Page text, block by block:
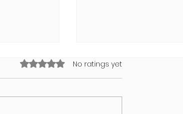
Rated 0 out of 5 stars.No ratings yet